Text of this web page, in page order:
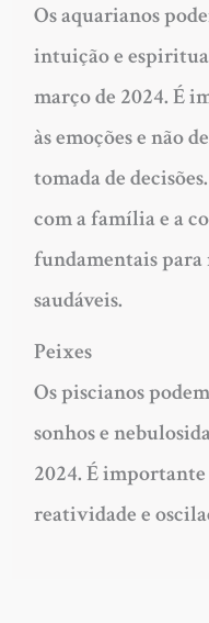
Os aquarianos
intuição e
março de 2024. É
às emoções e não
tomada de
com a família e a
fundamentais para
saudáveis.
Peixes
Os piscianos
sonhos e
2024. É
reatividade e